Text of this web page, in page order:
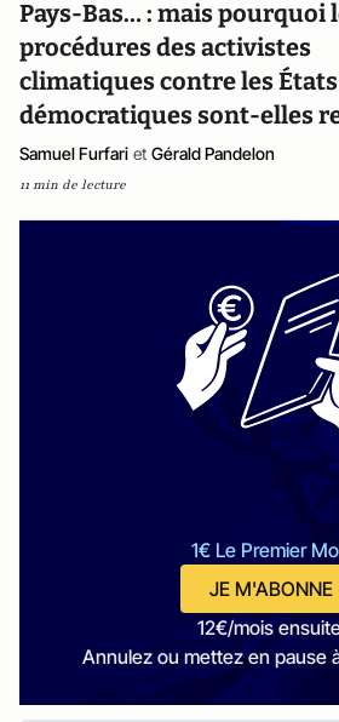
Pays-Bas… : mais pourquoi
procédures des activistes
climatiques contre les États
démocratiques sont-elles
Samuel Furfari et Gérald Pandelon
11 min de lecture
1€ Le Premier
JE M'ABONNE
12€/mois
Annulez ou mettez en pause